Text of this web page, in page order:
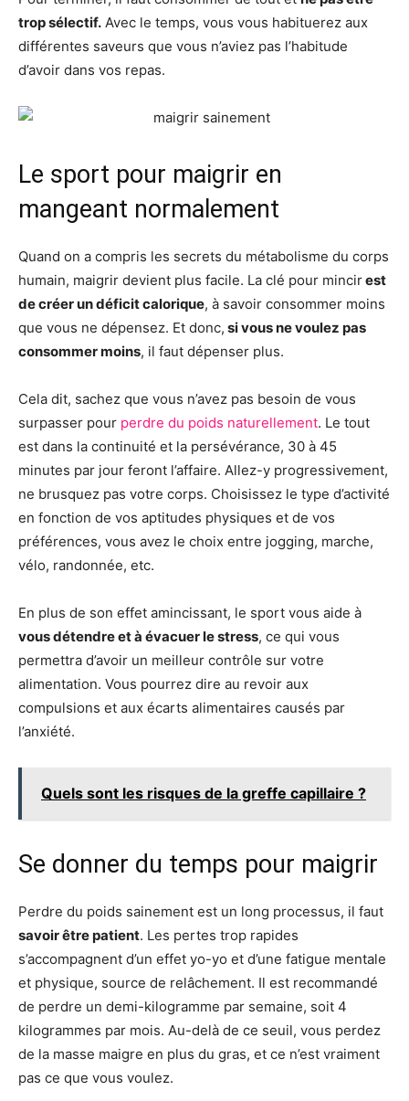
trop sélectif. Avec le temps, vous vous habituerez aux
différentes saveurs que vous n’aviez pas l’habitude
d’avoir dans vos repas.
Le sport pour maigrir en
mangeant normalement
Quand on a compris les secrets du métabolisme du corps
humain, maigrir devient plus facile. La clé pour mincirest
de créer un déficit calorique, à savoir consommer moins
que vous ne dépensez. Et donc, si vous ne voulez pas
consommer moins, il faut dépenser plus.
Cela dit, sachez que vous n’avez pas besoin de vous
surpasser pour perdre du poids naturellement. Le tout
est dans la continuité et la persévérance, 30 à 45
minutes par jour feront l’affaire. Allez-y progressivement,
ne brusquez pas votre corps. Choisissez le type d’activité
en fonction de vos aptitudes physiques et de vos
préférences, vous avez le choix entre jogging, marche,
vélo, randonnée, etc.
En plus de son effet amincissant, le sport vous aide à
vous détendre et à évacuer le stress, ce qui vous
permettra d’avoir un meilleur contrôle sur votre
alimentation. Vous pourrez dire au revoir aux
compulsions et aux écarts alimentaires causés par
l’anxiété.
Quels sont les risques de la greffe capillaire ?
Se donner du temps pour maigrir
Perdre du poids sainement est un long processus, il faut
savoir être patient. Les pertes trop rapides
s’accompagnent d’un effet yo-yo et d’une fatigue mentale
et physique, source de relâchement. Il est recommandé
de perdre un demi-kilogramme par semaine, soit 4
kilogrammes par mois. Au-delà de ce seuil, vous perdez
de la masse maigre en plus du gras, et ce n’est vraiment
pas ce que vous voulez.